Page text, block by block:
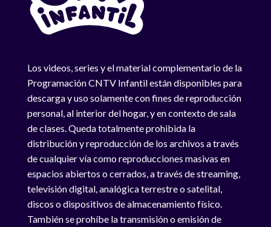
Los videos, series y el material complementario de la
Programación CNTV Infantil están disponibles para
descarga y uso solamente con fines de reproducción
personal, al interior del hogar, y en contexto de sala
de clases. Queda totalmente prohibida la
distribución y reproducción de los archivos a través
de cualquier vía como reproducciones masivas en
espacios abiertos o cerrados, a través de streaming,
televisión digital, analógica terrestre o satelital,
discos o dispositivos de almacenamiento físico.
También se prohíbe la transmisión o emisión de